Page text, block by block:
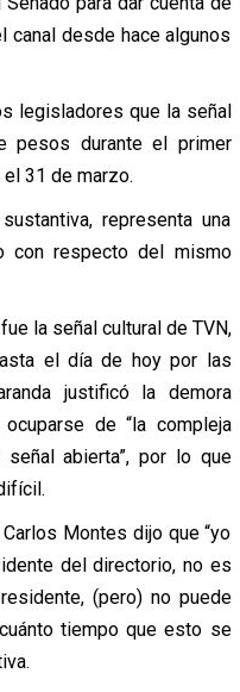
canal desde hace algunos
legisladores que la señal
pesos durante el primer
31 de marzo.
representa una
con respecto del mismo
la señal cultural de TVN,
el día de hoy por las
justificó la demora
de “la compleja
abierta”, por lo que
Montes dijo que “yo
del directorio, no es
(pero) no puede
tiempo que esto se